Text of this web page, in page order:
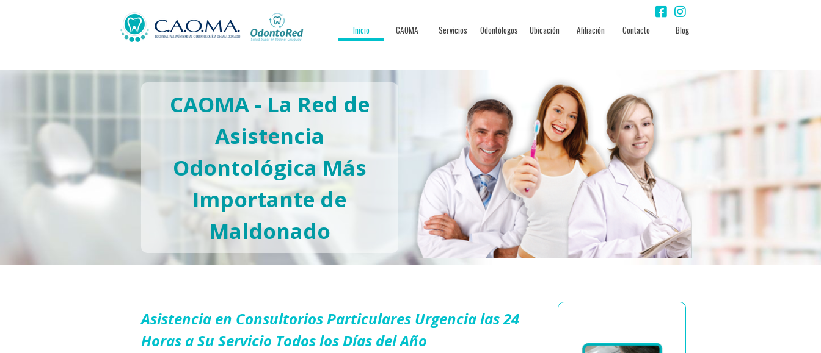
Inicio CAOMA Servicios Odontólogos Ubicación Afiliación Contacto Blog
CAOMA - La Red de
Asistencia
Odontológica Más
Importante de
Maldonado
Asistencia en Consultorios Particulares Urgencia las 24
Horas a Su Servicio Todos los Días del Año